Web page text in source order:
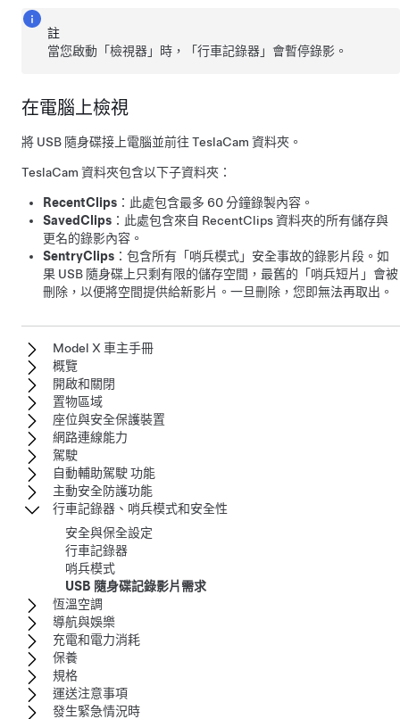
註
當您啟動「檢視器」時，「行車記錄器」會暫停錄影。
在電腦上檢視
將 USB 隨身碟接上電腦並前往 TeslaCam 資料夾。
TeslaCam 資料夾包含以下子資料夾：
RecentClips ：此處包含最多 60 分鐘錄製內容。
SavedClips ：此處包含來自 RecentClips 資料夾的所有儲存與
更名的錄影內容。
SentryClips ：包含所有「哨兵模式」安全事故的錄影片段。如
果 USB 隨身碟上只剩有限的儲存空間，最舊的「哨兵短片」會被
刪除，以便將空間提供給新影片。一旦刪除，您即無法再取出。
Model X 車主手冊
概覽
開啟和關閉
置物區域
座位與安全保護裝置
網路連線能力
駕駛
自動輔助駕駛 功能
主動安全防護功能
行車記錄器、哨兵模式和安全性
安全與保全設定
行車記錄器
哨兵模式
USB 隨身碟記錄影片需求
恆溫空調
導航與娛樂
充電和電力消耗
保養
規格
運送注意事項
發生緊急情況時